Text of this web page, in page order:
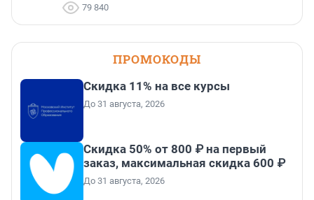
79 840
ПРОМОКОДЫ
Скидка 11% на все курсы
До 31 августа, 2026
Скидка 50% от 800 ₽ на первый
заказ, максимальная скидка 600 ₽
До 31 августа, 2026